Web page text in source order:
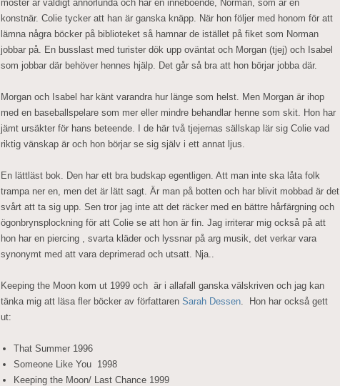
moster är väldigt annorlunda och har en inneboende, Norman, som är en
konstnär. Colie tycker att han är ganska knäpp. När hon följer med honom för att
lämna några böcker på biblioteket så hamnar de istället på fiket som Norman
jobbar på. En busslast med turister dök upp oväntat och Morgan (tjej) och Isabel
som jobbar där behöver hennes hjälp. Det går så bra att hon börjar jobba där.
Morgan och Isabel har känt varandra hur länge som helst. Men Morgan är ihop
med en baseballspelare som mer eller mindre behandlar henne som skit. Hon har
jämt ursäkter för hans beteende. I de här två tjejernas sällskap lär sig Colie vad
riktig vänskap är och hon börjar se sig själv i ett annat ljus.
En lättläst bok. Den har ett bra budskap egentligen. Att man inte ska låta folk
trampa ner en, men det är lätt sagt. Är man på botten och har blivit mobbad är det
svårt att ta sig upp. Sen tror jag inte att det räcker med en bättre hårfärgning och
ögonbrynsplockning för att Colie se att hon är fin. Jag irriterar mig också på att
hon har en piercing , svarta kläder och lyssnar på arg musik, det verkar vara
synonymt med att vara deprimerad och utsatt. Nja..
Keeping the Moon kom ut 1999 och är i allafall ganska välskriven och jag kan
tänka mig att läsa fler böcker av författaren Sarah Dessen. Hon har också gett
ut:
That Summer 1996
Someone Like You 1998
Keeping the Moon/ Last Chance 1999